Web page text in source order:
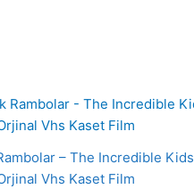
– The Incredible Kids
Vhs Kaset Film